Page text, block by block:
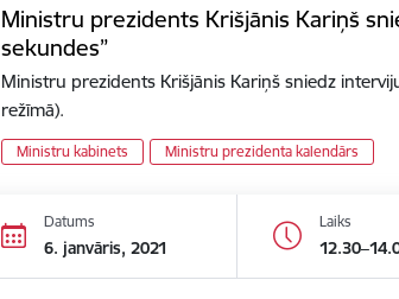
Ministru prezidents Krišjānis Kariņš
sekundes”
Ministru prezidents Krišjānis Kariņš sniedz
režīmā).
Ministru kabinets Ministru prezidenta kalendārs
Datums
6. janvāris, 2021
Laiks